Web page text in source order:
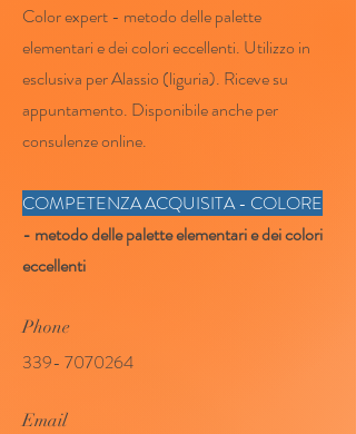
Color expert - metodo delle palette
elementari e dei colori eccellenti. Utilizzo in
esclusiva per Alassio (liguria). Riceve su
appuntamento. Disponibile anche per
consulenze online.
COMPETENZA ACQUISITA - COLORE
- metodo delle palette elementari e dei colori
eccellenti
Phone
339- 7070264
Email